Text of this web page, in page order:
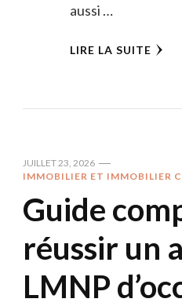
aussi …
LIRE LA SUITE
JUILLET 23, 2026
IMMOBILIER ET IMMOBILIER
Guide
réussir un
LMNP